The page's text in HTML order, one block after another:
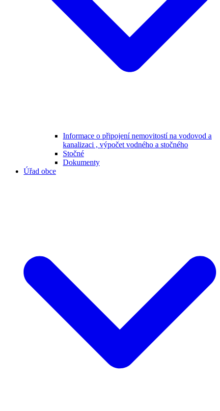
Informace o připojení nemovitostí na vodovod a
kanalizaci , výpočet vodného a stočného
Stočné
Dokumenty
Úřad obce